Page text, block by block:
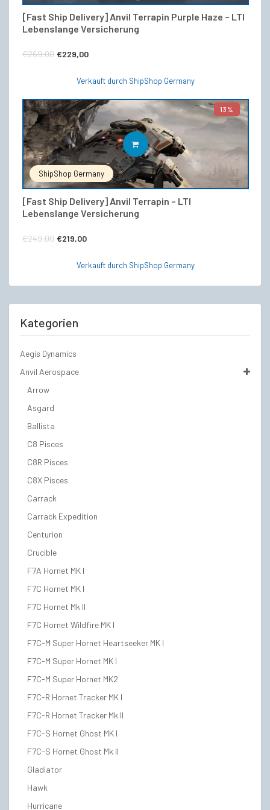
[Fast Ship Delivery] Anvil Terrapin Purple Haze – LTI
Lebenslange Versicherung
€269,00 Ursprünglicher
€269,00
€229,00
€229,00.
Verkauft durch ShipShop Germany
13%
ShipShop Germany
[Fast Ship Delivery] Anvil Terrapin – LTI
Lebenslange Versicherung
€249,00 Ursprünglicher
€219,00
IN DEN WARENKORB
Verkauft durch ShipShop Germany
Kategorien
Aegis Dynamics
Anvil Aerospace
Arrow
Asgard
Ballista
C8 Pisces
C8R Pisces
C8X Pisces
Carrack
Carrack Expedition
Centurion
Crucible
F7A Hornet MK I
F7C Hornet MK I
F7C Hornet Mk II
F7C Hornet Wildfire MK I
F7C-M Super Hornet Heartseeker MK I
F7C-M Super Hornet MK I
F7C-M Super Hornet MK2
F7C-R Hornet Tracker MK I
F7C-R Hornet Tracker Mk II
F7C-S Hornet Ghost MK I
F7C-S Hornet Ghost Mk II
Gladiator
Hawk
Hurricane